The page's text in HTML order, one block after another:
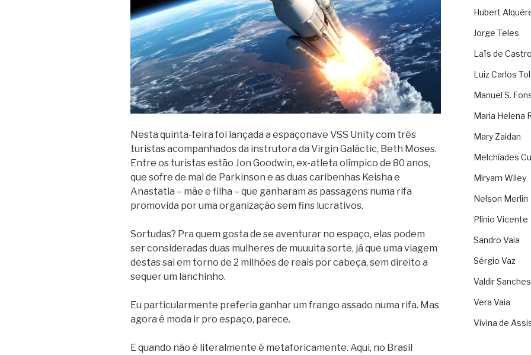
Nesta quinta-feira foi lançada a espaçonave VSS Unity com três
turistas acompanhados da instrutora da Virgin Galáctic, Beth Moses.
Entre os turistas estão Jon Goodwin, ex-atleta olímpico de 80 anos,
que sofre de mal de Parkinson e as duas caribenhas Keisha e
Anastatia – mãe e filha – que ganharam as passagens numa rifa
promovida por uma organização sem fins lucrativos.
Sortudas? Pra quem gosta de se aventurar no espaço, elas podem
ser consideradas duas mulheres de muuuita sorte, já que uma viagem
destas sai em torno de 2 milhões de reais por cabeça, sem direito a
sequer um lanchinho.
Eu particularmente preferia ganhar um frango assado numa rifa. Mas
agora é moda ir pro espaço, parece.
E quando não é literalmente é metaforicamente. Aqui, no Brasil
Hubert
Jorge Teles
Laïs de Castro
Luiz Carlos
Manuel S.
Maria Helena
Mary Zaidan
Melchíades
Miryam Wiley
Nelson Merlin
Plínio Vicente
Sandro Vaia
Sérgio Vaz
Valdir Sanches
Vera Vaia
Vivina de